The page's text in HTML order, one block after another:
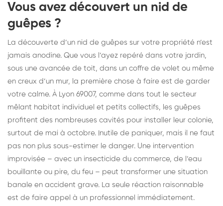
Vous avez découvert un nid de
guêpes ?
La découverte d’un nid de guêpes sur votre propriété n’est
jamais anodine. Que vous l’ayez repéré dans votre jardin,
sous une avancée de toit, dans un coffre de volet ou même
en creux d’un mur, la première chose à faire est de garder
votre calme. À Lyon 69007, comme dans tout le secteur
mêlant habitat individuel et petits collectifs, les guêpes
profitent des nombreuses cavités pour installer leur colonie,
surtout de mai à octobre. Inutile de paniquer, mais il ne faut
pas non plus sous-estimer le danger. Une intervention
improvisée – avec un insecticide du commerce, de l’eau
bouillante ou pire, du feu – peut transformer une situation
banale en accident grave. La seule réaction raisonnable
est de faire appel à un professionnel immédiatement.